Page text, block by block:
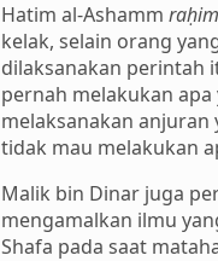
Hatim al-Ashamm
kelak, selain orang
dilaksanakan perintah
pernah melakukan
melaksanakan
tidak mau melakukan
Malik bin Dinar juga
mengamalkan ilmu
Shafa pada saat